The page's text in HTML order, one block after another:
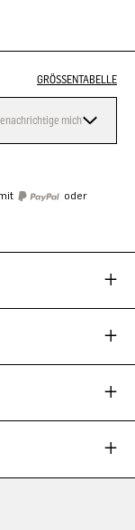
GRÖSSENTABELLE
mich
oder